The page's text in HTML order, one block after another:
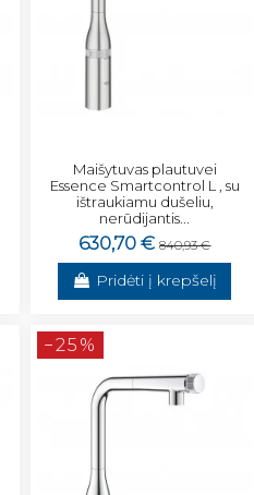
Maišytuvas plautuvei
Essence Smartcontrol L , su
ištraukiamu dušeliu,
nerūdijantis...
630,70 € 840,93 €
Pridėti į krepšelį
−25%